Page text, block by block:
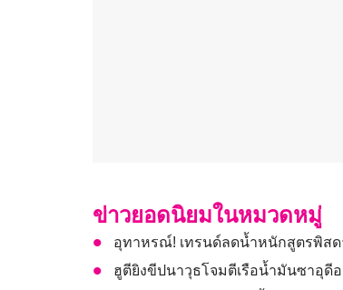
ข่าวยอดนิยมในหมวดหมู่
อุทาหรณ์! เทรนด์ลดน้ำหนักสูตรพิสด
ฮูตียิงขีปนาวุธโจมตีเรือน้ำมันซาอุดี